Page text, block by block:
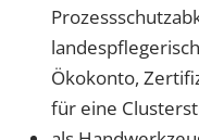
Ökokonto,
für eine